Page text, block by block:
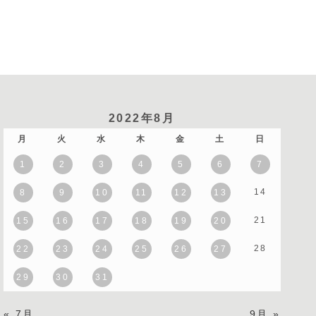
2022年8月
月 火 水 木 金 土 日
1 2 3 4 5 6 7
8 9 10 11 12 13 14
15 16 17 18 19 20 21
22 23 24 25 26 27 28
29 30 31